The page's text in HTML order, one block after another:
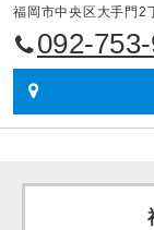
福岡市中央区大手門2
092-